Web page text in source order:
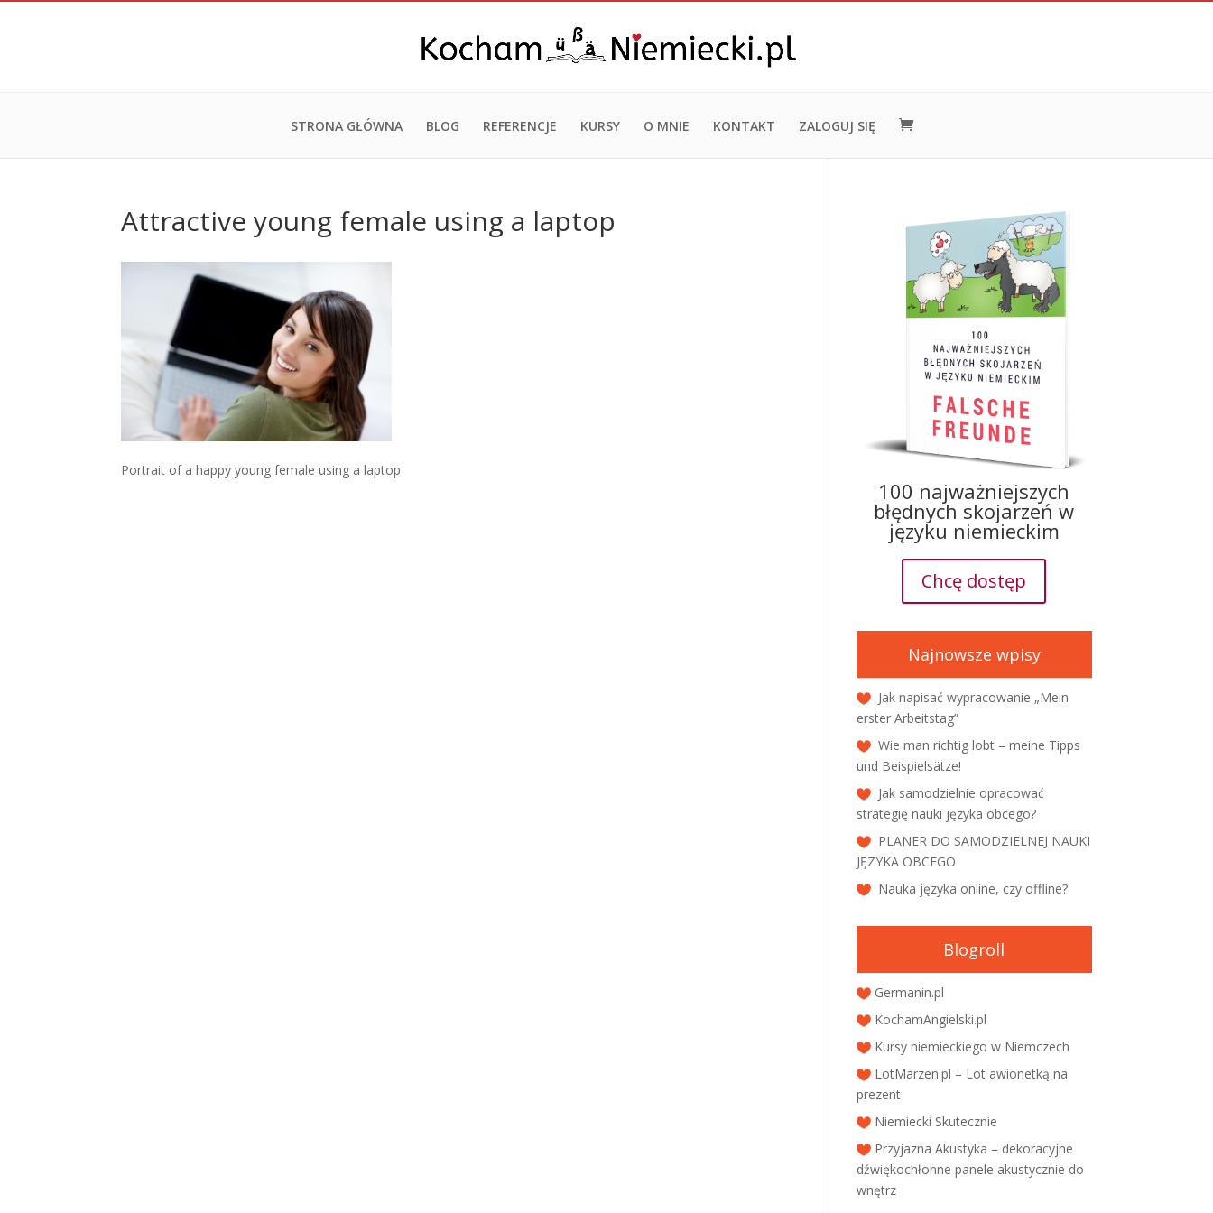
STRONA GŁÓWNA BLOG REFERENCJE KURSY O MNIE KONTAKT ZALOGUJ SIĘ
Attractive young female using a laptop
Portrait of a happy young female using a laptop
100 najważniejszych
błędnych skojarzeń w
języku niemieckim
Chcę dostęp
Najnowsze wpisy
Jak napisać wypracowanie „Mein
erster Arbeitstag”
Wie man richtig lobt – meine Tipps
und Beispielsätze!
Jak samodzielnie opracować
strategię nauki języka obcego?
PLANER DO SAMODZIELNEJ NAUKI
JĘZYKA OBCEGO
Nauka języka online, czy offline?
Blogroll
Germanin.pl
KochamAngielski.pl
Kursy niemieckiego w Niemczech
LotMarzen.pl – Lot awionetką na
prezent
Niemiecki Skutecznie
Przyjazna Akustyka – dekoracyjne
dźwiękochłonne panele akustycznie do
wnętrz